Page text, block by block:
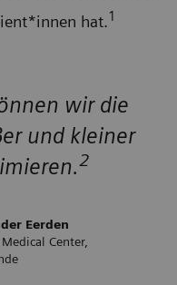
hat.1
wir die
und kleiner
2
Eerden
Center,